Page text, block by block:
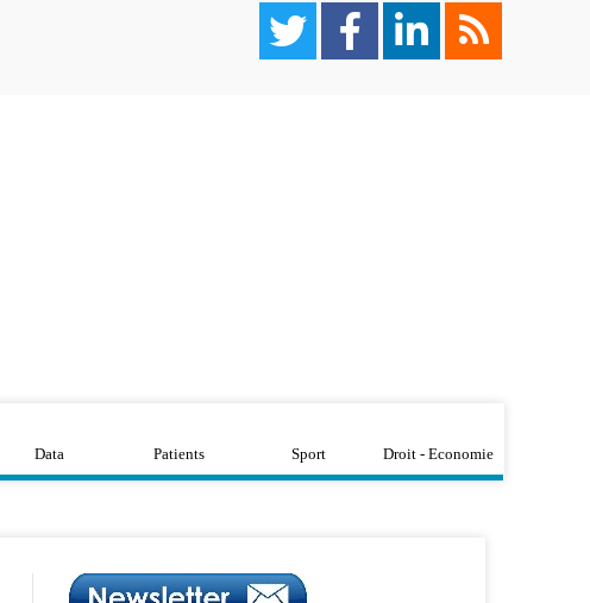
Data Patients Sport Droit - Economie